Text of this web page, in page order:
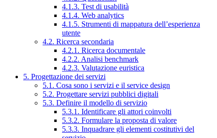
4.1.3. Test di usabilità
4.1.4. Web analytics
4.1.5. Strumenti di mappatura dell’esperienza
utente
4.2. Ricerca secondaria
4.2.1. Ricerca documentale
4.2.2. Analisi benchmark
4.2.3. Valutazione euristica
5. Progettazione dei servizi
5.1. Cosa sono i servizi e il service design
5.2. Progettare servizi pubblici digitali
5.3. Definire il modello di servizio
5.3.1. Identificare gli attori coinvolti
5.3.2. Formulare la proposta di valore
5.3.3. Inquadrare gli elementi costitutivi del